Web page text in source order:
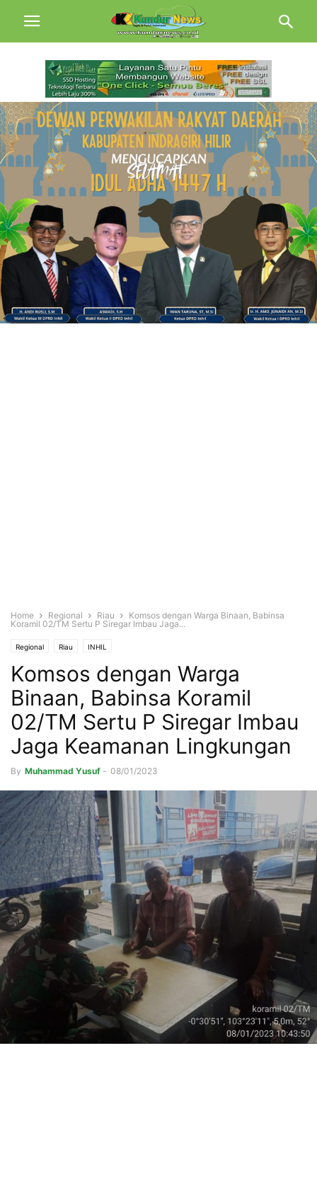
Home Regional Riau
Komsos dengan Warga Binaan, Babinsa
Koramil 02/TM Sertu P Siregar Imbau Jaga...
Regional Riau INHIL
Komsos dengan Warga
Binaan, Babinsa Koramil
02/TM Sertu P Siregar Imbau
Jaga Keamanan Lingkungan
By Muhammad Yusuf - 08/01/2023